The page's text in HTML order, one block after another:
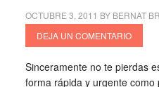
OCTUBRE 3, 2011 BY BERNAT
DEJA UN COMENTARIO
Sinceramente no te pierdas
forma rápida y urgente como